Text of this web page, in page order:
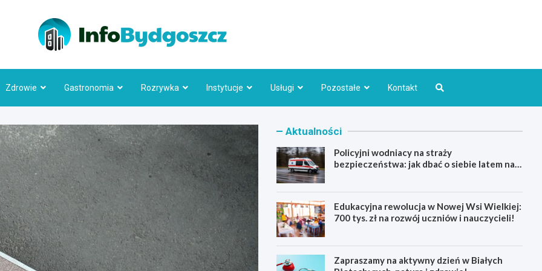
Zdrowie Gastronomia Rozrywka Instytucje Usługi Pozostałe Kontakt
Aktualności
Policyjni wodniacy na straży
bezpieczeństwa: jak dbać o siebie latem nad
Edukacyjna rewolucja w Nowej Wsi Wielkiej:
700 tys. zł na rozwój uczniów i nauczycieli!
Zapraszamy na aktywny dzień w Białych